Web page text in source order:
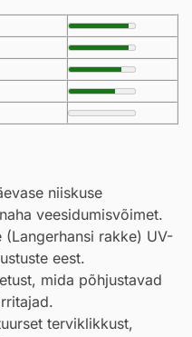
niiskuse
veesidumisvõimet.
(Langerhansi rakke) UV-
eest.
mida põhjustavad
terviklikkust,